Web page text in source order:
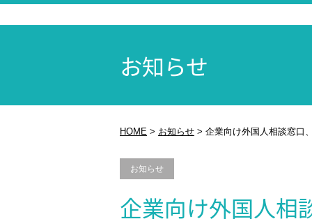
お知らせ
HOME > お知らせ > 企業向け外国人相談窓口
お知らせ
企業向け外国人相